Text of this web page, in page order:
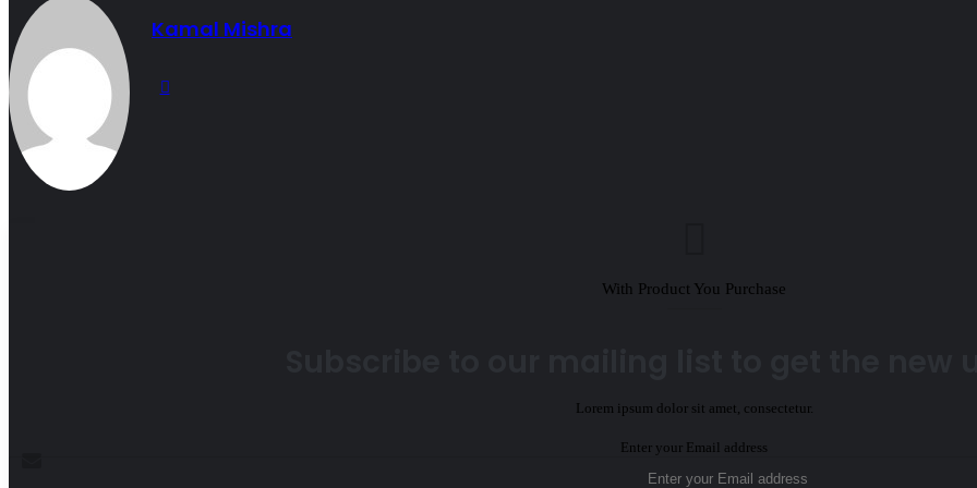
Kamal Mishra
With Product You Purchase
Lorem ipsum dolor sit amet, consectetur.
Enter your Email address